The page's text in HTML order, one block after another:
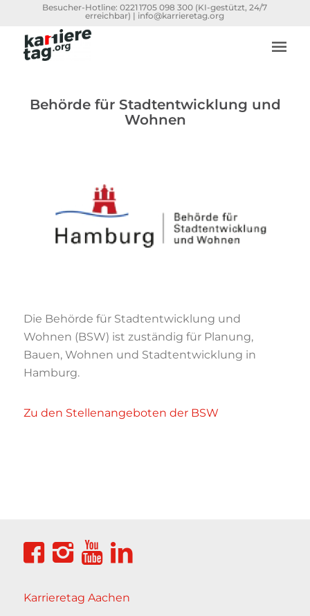
Besucher-Hotline:0221 1705 098 300 (KI-gestützt, 24/7
erreichbar) | info@karrieretag.org
Behörde für Stadtentwicklung und
Wohnen
Die Behörde für Stadtentwicklung und
Wohnen (BSW) ist zuständig für Planung,
Bauen, Wohnen und Stadtentwicklung in
Hamburg.
Zu den Stellenangeboten der BSW
Karrieretag Aachen